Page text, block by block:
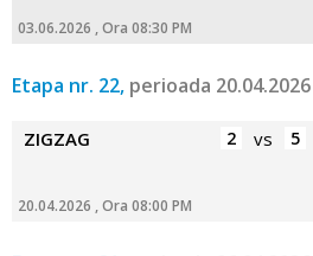
03.06.2026 , Ora 08:30 PM
Etapa nr. 22, perioada
ZIGZAG 2 vs 5
20.04.2026 , Ora 08:00 PM